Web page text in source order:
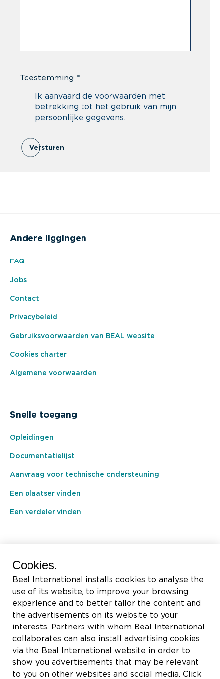
Toestemming *
Ik aanvaard de voorwaarden met
betrekking tot het gebruik van mijn
persoonlijke gegevens.
Versturen
Andere liggingen
FAQ
Jobs
Contact
Privacybeleid
Gebruiksvoorwaarden van BEAL website
Cookies charter
Algemene voorwaarden
Snelle toegang
Opleidingen
Documentatielijst
Aanvraag voor technische ondersteuning
Een plaatser vinden
Een verdeler vinden
Rue du Tronquoy, 8
BTW:BE0414.592.153
+32 81 83 57 57
info@beal.be
Cookies.
Beal International installs cookies to analyse the
use of its website, to improve your browsing
experience and to better tailor the content and
the advertisements on its website to your
interests. Partners with whom Beal International
collaborates can also install advertising cookies
via the Beal International website in order to
show you advertisements that may be relevant
to you on other websites and social media. Click